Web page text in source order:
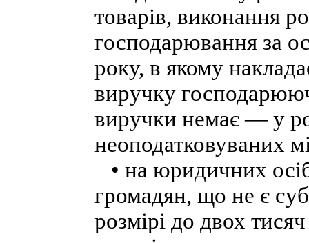
товарів, виконання
господарювання за
року, в якому
виручку
виручки немає — у
неоподатковуваних
• на юридичних
громадян, що не є
розмірі до двох